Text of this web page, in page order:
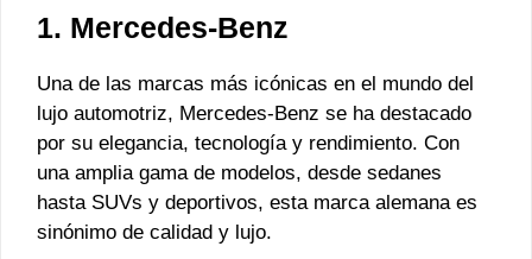
1. Mercedes-Benz
Una de las marcas más icónicas en el mundo del
lujo automotriz, Mercedes-Benz se ha destacado
por su elegancia, tecnología y rendimiento. Con
una amplia gama de modelos, desde sedanes
hasta SUVs y deportivos, esta marca alemana es
sinónimo de calidad y lujo.